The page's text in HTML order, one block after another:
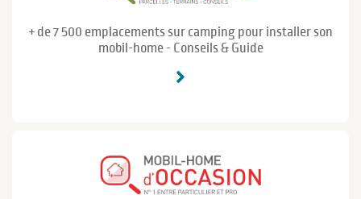
+ de 7 500 emplacements sur camping pour installer son
mobil-home - Conseils & Guide